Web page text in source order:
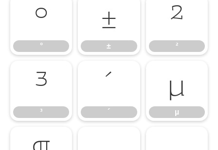
°
°
±
±
²
²
³
³
´
´
µ
µ